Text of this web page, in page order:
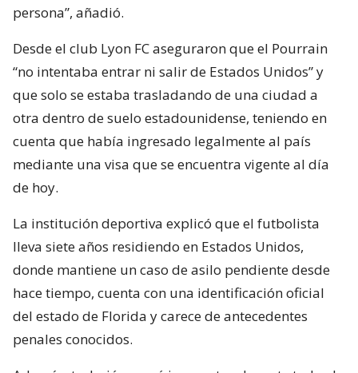
persona”, añadió.
Desde el club Lyon FC aseguraron que el Pourrain
“no intentaba entrar ni salir de Estados Unidos” y
que solo se estaba trasladando de una ciudad a
otra dentro de suelo estadounidense, teniendo en
cuenta que había ingresado legalmente al país
mediante una visa que se encuentra vigente al día
de hoy.
La institución deportiva explicó que el futbolista
lleva siete años residiendo en Estados Unidos,
donde mantiene un caso de asilo pendiente desde
hace tiempo, cuenta con una identificación oficial
del estado de Florida y carece de antecedentes
penales conocidos.